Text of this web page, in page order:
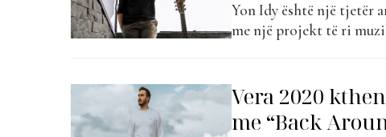
Yon Idy është një tjetër
me një projekt të ri
Vera 2020
me “Back